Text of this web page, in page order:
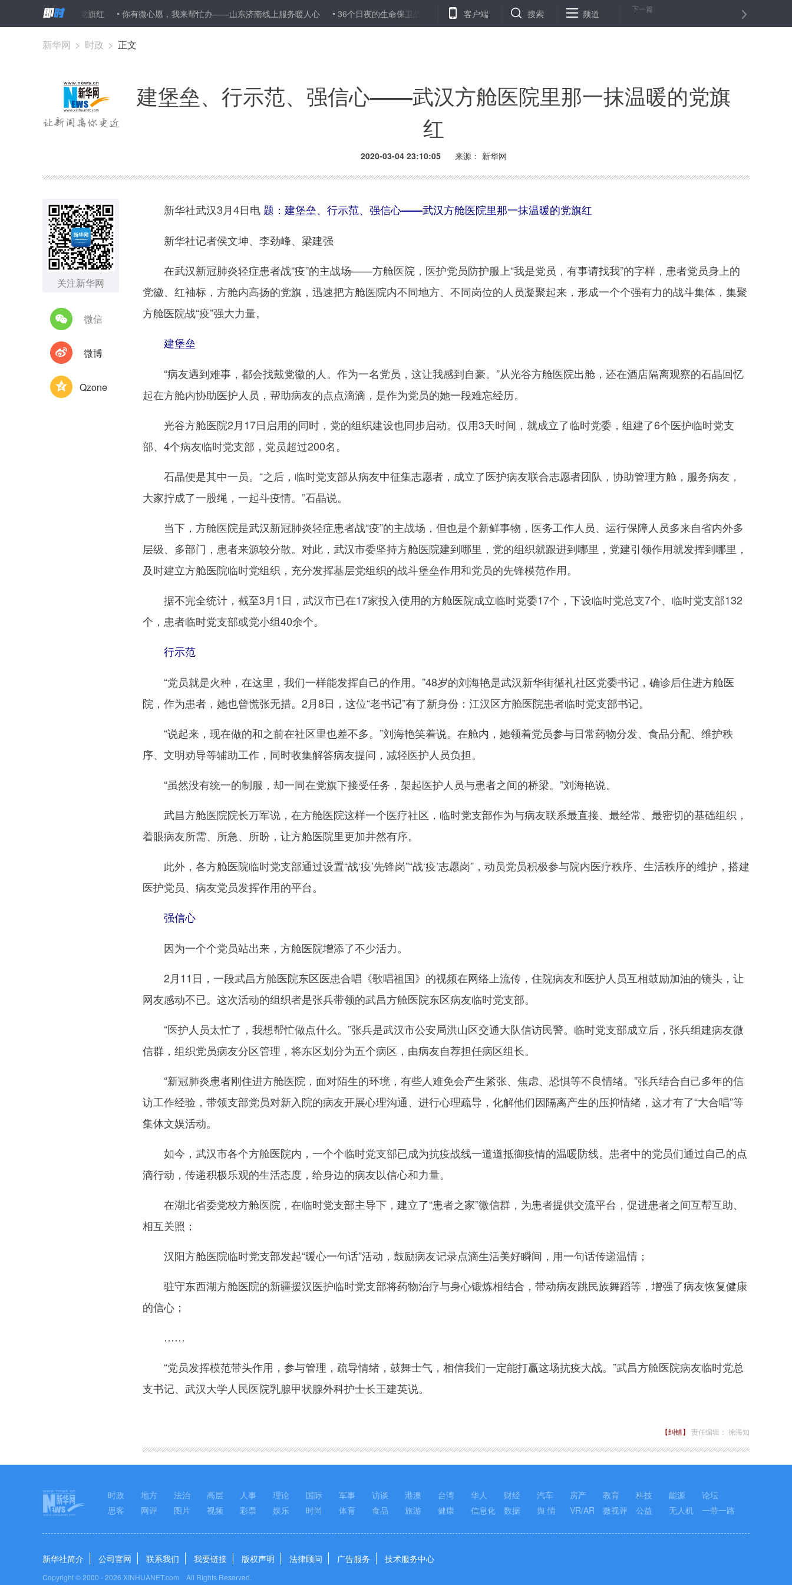
一抹温暖的党旗红 你有微心愿，我来帮忙办——山东济南线上服务暖人心 36个日夜的生命保卫战——湖南首例ECMO脱机新冠肺炎危重症患者救治记 新冠肺炎疫情考验“不间断联通”生活方式
客户端 搜索 频道 下一篇
新华网 > 时政 > 正文
建堡垒、行示范、强信心——武汉方舱医院里那一抹温暖的党旗
红
2020-03-04 23:10:05 来源： 新华网
关注新华网
微信
微博
Qzone
新华社武汉3月4日电 题：建堡垒、行示范、强信心——武汉方舱医院里那一抹温暖的党旗红
新华社记者侯文坤、李劲峰、梁建强
在武汉新冠肺炎轻症患者战“疫”的主战场——方舱医院，医护党员防护服上“我是党员，有事请找我”的字样，患者党员身上的
党徽、红袖标，方舱内高扬的党旗，迅速把方舱医院内不同地方、不同岗位的人员凝聚起来，形成一个个强有力的战斗集体，集聚
方舱医院战“疫”强大力量。
建堡垒
“病友遇到难事，都会找戴党徽的人。作为一名党员，这让我感到自豪。”从光谷方舱医院出舱，还在酒店隔离观察的石晶回忆
起在方舱内协助医护人员，帮助病友的点点滴滴，是作为党员的她一段难忘经历。
光谷方舱医院2月17日启用的同时，党的组织建设也同步启动。仅用3天时间，就成立了临时党委，组建了6个医护临时党支
部、4个病友临时党支部，党员超过200名。
石晶便是其中一员。“之后，临时党支部从病友中征集志愿者，成立了医护病友联合志愿者团队，协助管理方舱，服务病友，
大家拧成了一股绳，一起斗疫情。”石晶说。
当下，方舱医院是武汉新冠肺炎轻症患者战“疫”的主战场，但也是个新鲜事物，医务工作人员、运行保障人员多来自省内外多
层级、多部门，患者来源较分散。对此，武汉市委坚持方舱医院建到哪里，党的组织就跟进到哪里，党建引领作用就发挥到哪里，
及时建立方舱医院临时党组织，充分发挥基层党组织的战斗堡垒作用和党员的先锋模范作用。
据不完全统计，截至3月1日，武汉市已在17家投入使用的方舱医院成立临时党委17个，下设临时党总支7个、临时党支部132
个，患者临时党支部或党小组40余个。
行示范
“党员就是火种，在这里，我们一样能发挥自己的作用。”48岁的刘海艳是武汉新华街循礼社区党委书记，确诊后住进方舱医
院，作为患者，她也曾慌张无措。2月8日，这位“老书记”有了新身份：江汉区方舱医院患者临时党支部书记。
“说起来，现在做的和之前在社区里也差不多。”刘海艳笑着说。在舱内，她领着党员参与日常药物分发、食品分配、维护秩
序、文明劝导等辅助工作，同时收集解答病友提问，减轻医护人员负担。
“虽然没有统一的制服，却一同在党旗下接受任务，架起医护人员与患者之间的桥梁。”刘海艳说。
武昌方舱医院院长万军说，在方舱医院这样一个医疗社区，临时党支部作为与病友联系最直接、最经常、最密切的基础组织，
着眼病友所需、所急、所盼，让方舱医院里更加井然有序。
此外，各方舱医院临时党支部通过设置“战‘疫’先锋岗”“战‘疫’志愿岗”，动员党员积极参与院内医疗秩序、生活秩序的维护，搭建
医护党员、病友党员发挥作用的平台。
强信心
因为一个个党员站出来，方舱医院增添了不少活力。
2月11日，一段武昌方舱医院东区医患合唱《歌唱祖国》的视频在网络上流传，住院病友和医护人员互相鼓励加油的镜头，让
网友感动不已。这次活动的组织者是张兵带领的武昌方舱医院东区病友临时党支部。
“医护人员太忙了，我想帮忙做点什么。”张兵是武汉市公安局洪山区交通大队信访民警。临时党支部成立后，张兵组建病友微
信群，组织党员病友分区管理，将东区划分为五个病区，由病友自荐担任病区组长。
“新冠肺炎患者刚住进方舱医院，面对陌生的环境，有些人难免会产生紧张、焦虑、恐惧等不良情绪。”张兵结合自己多年的信
访工作经验，带领支部党员对新入院的病友开展心理沟通、进行心理疏导，化解他们因隔离产生的压抑情绪，这才有了“大合唱”等
集体文娱活动。
如今，武汉市各个方舱医院内，一个个临时党支部已成为抗疫战线一道道抵御疫情的温暖防线。患者中的党员们通过自己的点
滴行动，传递积极乐观的生活态度，给身边的病友以信心和力量。
在湖北省委党校方舱医院，在临时党支部主导下，建立了“患者之家”微信群，为患者提供交流平台，促进患者之间互帮互助、
相互关照；
汉阳方舱医院临时党支部发起“暖心一句话”活动，鼓励病友记录点滴生活美好瞬间，用一句话传递温情；
驻守东西湖方舱医院的新疆援汉医护临时党支部将药物治疗与身心锻炼相结合，带动病友跳民族舞蹈等，增强了病友恢复健康
的信心；
……
“党员发挥模范带头作用，参与管理，疏导情绪，鼓舞士气，相信我们一定能打赢这场抗疫大战。”武昌方舱医院病友临时党总
支书记、武汉大学人民医院乳腺甲状腺外科护士长王建英说。
【纠错】 责任编辑： 徐海知
时政 地方 法治 高层 人事 理论 国际 军事 访谈 港澳 台湾 华人 财经 汽车 房产 教育 科技 能源
论坛
思客
网评 图片 视频 彩票 娱乐 时尚 体育 食品 旅游 健康 信息化 数据 舆 情 VR/AR 微视评 公益 无人机 一带一路
新华社简介 公司官网 联系我们 我要链接 版权声明 法律顾问 广告服务 技术服务中心
Copyright © 2000 -2026 XINHUANET.com All Rights Reserved.